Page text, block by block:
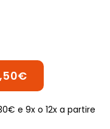
e 9x o 12x a partire